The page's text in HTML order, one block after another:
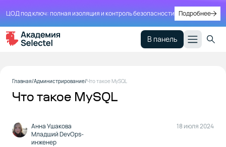
ЦОД под ключ: полная изоляция и контроль безопасности Подробнее
В панель
1
работы
MySQL
2
Возможности
MySQL
Главная Администрирование Что такое MySQL
Что такое MySQL
Анна Ушакова
Младший DevOps-
инженер
18 июля 2024